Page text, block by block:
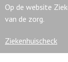
Op de website
van de zorg.
Ziekenhuischeck